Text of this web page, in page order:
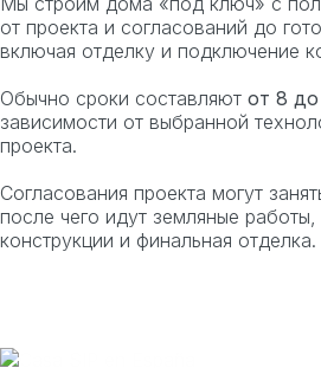
от проекта и согласований до
включая отделку и подключение
Обычно сроки составляют от 8 до
зависимости от выбранной
проекта.
Согласования проекта могут
после чего идут земляные
конструкции и финальная отделка.